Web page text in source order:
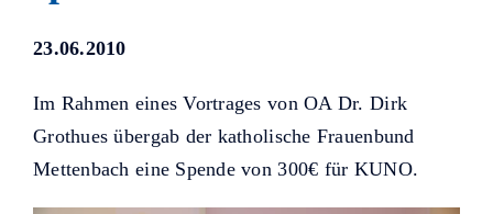
23.06.2010
Im Rahmen eines Vortrages von OA Dr. Dirk
Grothues übergab der katholische Frauenbund
Mettenbach eine Spende von 300€ für KUNO.